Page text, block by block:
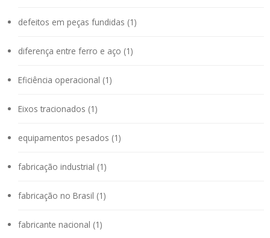
defeitos em peças fundidas (1)
diferença entre ferro e aço (1)
Eficiência operacional (1)
Eixos tracionados (1)
equipamentos pesados (1)
fabricação industrial (1)
fabricação no Brasil (1)
fabricante nacional (1)